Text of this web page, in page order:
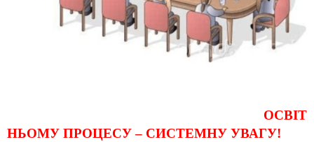
ОСВІТ
НЬОМУ ПРОЦЕСУ – СИСТЕМНУ УВАГУ!